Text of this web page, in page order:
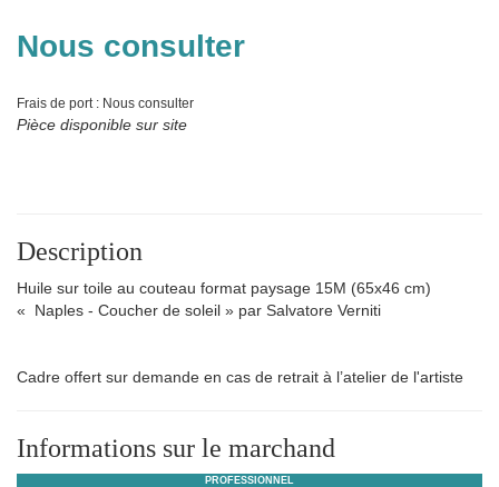
Nous consulter
Frais de port : Nous consulter
Pièce disponible sur site
Description
Huile sur toile au couteau format paysage 15M (65x46 cm)
« Naples - Coucher de soleil » par Salvatore Verniti
Cadre offert sur demande en cas de retrait à l’atelier de l'artiste
Informations sur le marchand
PROFESSIONNEL